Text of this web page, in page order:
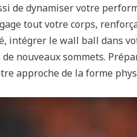
de dynamiser votre
tout votre corps,
intégrer le wall ball dans
nouveaux sommets.
approche de la forme